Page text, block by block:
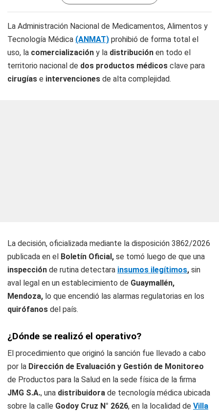
La Administración Nacional de Medicamentos, Alimentos y
Tecnología Médica (ANMAT) prohibió de forma total el
uso, la comercialización y la distribución en todo el
territorio nacional de dos productos médicos clave para
cirugías e intervenciones de alta complejidad.
La decisión, oficializada mediante la disposición 3862/2026
publicada en el Boletín Oficial, se tomó luego de que una
inspección de rutina detectara insumos ilegítimos, sin
aval legal en un establecimiento de Guaymallén,
Mendoza, lo que encendió las alarmas regulatorias en los
quirófanos del país.
¿Dónde se realizó el operativo?
El procedimiento que originó la sanción fue llevado a cabo
por la Dirección de Evaluación y Gestión de Monitoreo
de Productos para la Salud en la sede física de la firma
JMG S.A., una distribuidora de tecnología médica ubicada
sobre la calle Godoy Cruz N° 2626, en la localidad de Villa